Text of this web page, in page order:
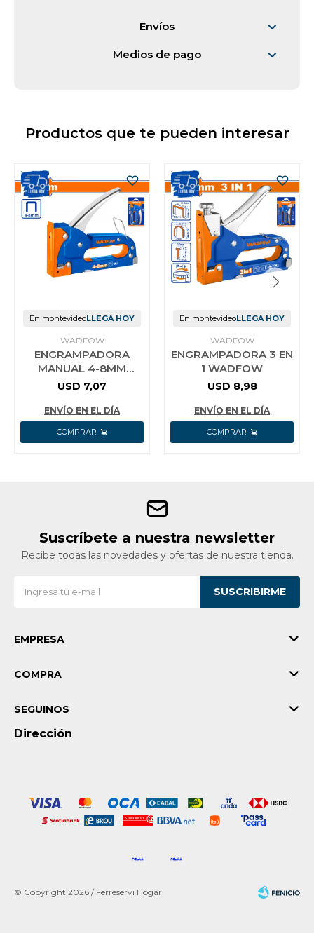
Envíos
Medios de pago
Productos que te pueden interesar
En montevideoLLEGA HOY
WADFOW
ENGRAMPADORA
MANUAL 4-8MM
WADFOW
USD 7,07
ENVÍO EN EL DÍA
En montevideoLLEGA HOY
WADFOW
ENGRAMPADORA 3 EN
1 WADFOW
USD 8,98
ENVÍO EN EL DÍA
Suscríbete a nuestra newsletter
Recibe todas las novedades y ofertas de nuestra tienda.
SUSCRIBIRME
EMPRESA
COMPRA
Dirección
SEGUINOS
© Copyright 2026 / Ferreservi Hogar